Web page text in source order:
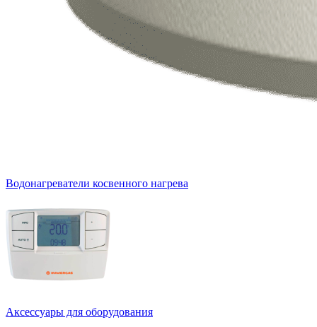
Водонагреватели косвенного нагрева
Аксессуары для оборудования